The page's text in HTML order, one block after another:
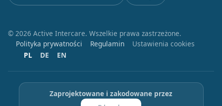
© 2026 Active Intercare. Wszelkie prawa zastrzeżone.
Polityka prywatności
Regulamin
Ustawienia cookies
PL
DE EN
Zaprojektowane i zakodowane przez